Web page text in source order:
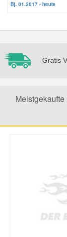
Bj. 01.2017 - heute
Gratis
Kia
Lancia
Mazda
Mini
Mitsubishi